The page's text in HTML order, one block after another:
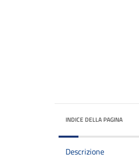
INDICE DELLA PAGINA
Descrizione